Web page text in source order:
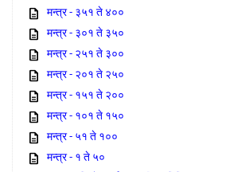
मन्त्र - ३५१ ते ४००
मन्त्र - ३०१ ते ३५०
मन्त्र - २५१ ते ३००
मन्त्र - २०१ ते २५०
मन्त्र - १५१ ते २००
मन्त्र - १०१ ते १५०
मन्त्र - ५१ ते १००
मन्त्र - १ ते ५०